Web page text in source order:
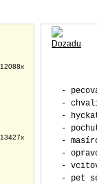
12088x
13427x
-
-
-
-
-
-
-
- pet